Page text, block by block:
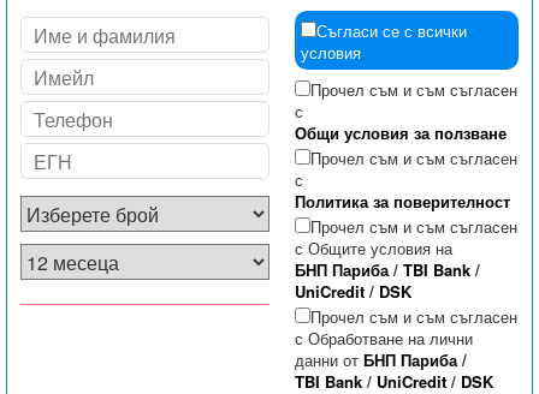
Съгласи се с всички
условия
Прочел съм и съм съгласен
с
Общи условия за ползване
Прочел съм и съм съгласен
с
Политика за поверителност
Прочел съм и съм съгласен
с Общите условия на
БНП Париба/ TBI Bank/
UniCredit/ DSK
Прочел съм и съм съгласен
с Обработване на лични
данни от БНП Париба/
TBI Bank/ UniCredit/ DSK